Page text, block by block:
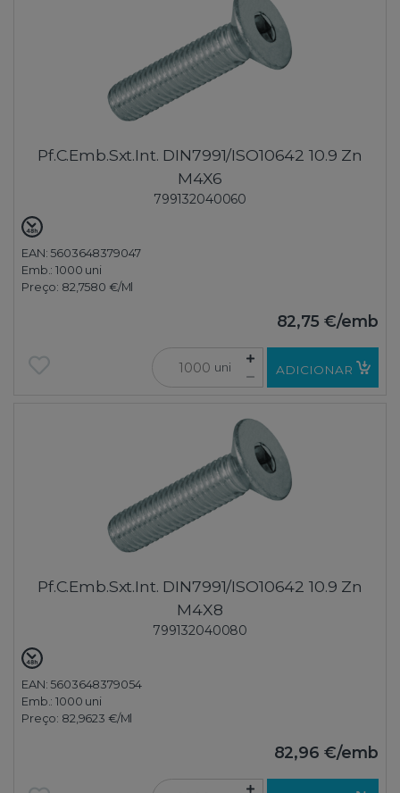
Pf.C.Emb.Sxt.Int. DIN7991/ISO10642 10.9 Zn
M4X6
799132040060
EAN: 5603648379047
Emb.:1000 uni
Preço: 82,7580 €/Ml
82,75 €/emb
uni ADICIONAR
Pf.C.Emb.Sxt.Int. DIN7991/ISO10642 10.9 Zn
M4X8
799132040080
EAN: 5603648379054
Emb.:1000 uni
Preço: 82,9623 €/Ml
82,96 €/emb